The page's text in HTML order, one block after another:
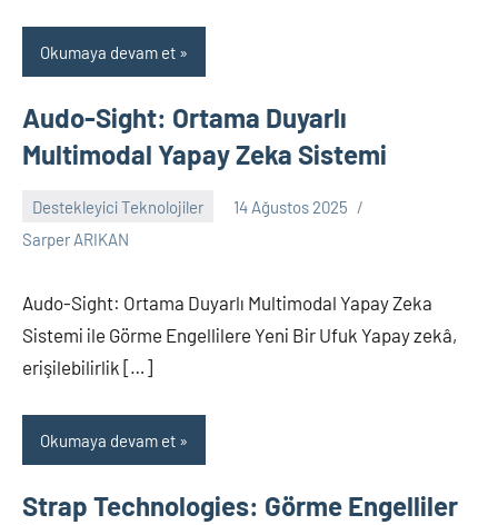
Okumaya devam et
Audo-Sight: Ortama Duyarlı
Multimodal Yapay Zeka Sistemi
Destekleyici Teknolojiler
14 Ağustos 2025
Sarper ARIKAN
Yorum
Audo-Sight: Ortama Duyarlı Multimodal Yapay Zeka
Sistemi ile Görme Engellilere Yeni Bir Ufuk Yapay zekâ,
erişilebilirlik […]
Okumaya devam et
Strap Technologies: Görme Engelliler